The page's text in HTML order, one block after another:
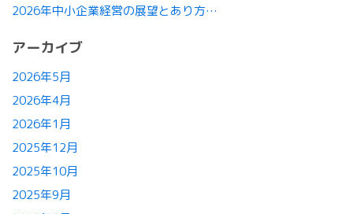
2026年中小企業経営の展望とあり方…
アーカイブ
2026年5月
2026年4月
2026年1月
2025年12月
2025年10月
2025年9月